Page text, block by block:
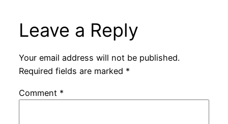
Leave a Reply
Your email address will not be published.
Required fields are marked *
Comment *